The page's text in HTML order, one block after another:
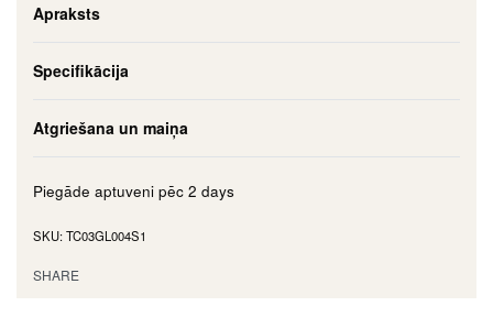
Apraksts
Specifikācija
Atgriešana un maiņa
Piegāde aptuveni pēc 2 days
TC03GL004S1
SHARE